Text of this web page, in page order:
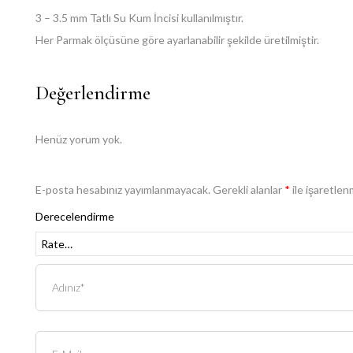
3 – 3.5 mm Tatlı Su Kum İncisi kullanılmıştır.
Her Parmak ölçüsüne göre ayarlanabilir şekilde üretilmiştir.
Değerlendirme
Henüz yorum yok.
E-posta hesabınız yayımlanmayacak. Gerekli alanlar * ile
Derecelendirme